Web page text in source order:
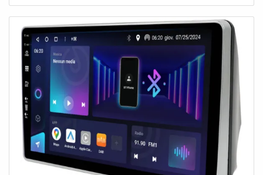
Android Auto sans fil ,pour un accès simplifié à vos
applications- ,Android 13 ,: un système d’exploitation
avancé pour une compatibilité optimaleSuper Tuner DAB+
: réception radio améliorée avec un son clair et sans
interférences- ,Démarrage ultra-rapide ,et fonctionnement
fluide, même avec plusieurs applications ouvertes- ,64 Go
de mémoire interne ,: espace suffisant pour stocker vos
applications et fichiersAvec cette mise à niveau, profitez
d’une expérience multimédia haut de gamme, idéale pour
une conduite plus agréable et connectée.